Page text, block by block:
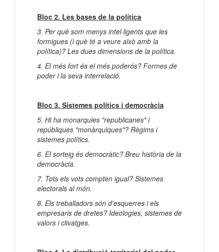
Bloc 2. Les bases de la política
3. Per què som menys intel·ligents que les
formigues (i què té a veure això amb la
política)? Les dues dimensions de la política.
4. El més fort és el més poderós? Formes de
poder i la seva interrelació.
Bloc 3. Sistemes polítics i democràcia
5. Hi ha monarquies "republicanes" i
repúbliques "monàrquiques"? Règims i
sistemes polítics.
6. El sorteig és democràtic? Breu història de la
democràcia.
7. Tots els vots compten igual? Sistemes
electorals al món.
8. Els treballadors són d'esquerres i els
empresaris de dretes? Ideologies, sistemes de
valors i clivatges.